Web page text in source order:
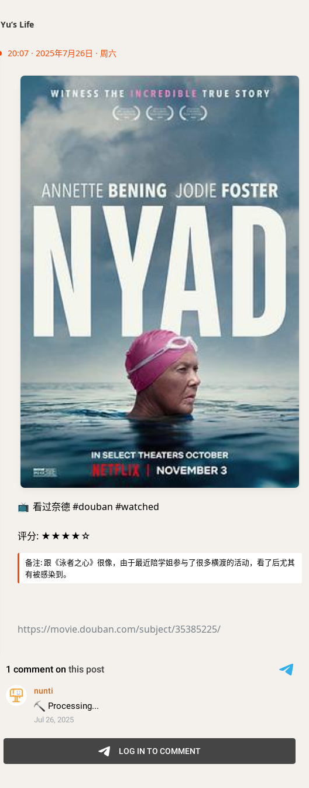
Yu’s Life
20:07 · 2025年7月26日 · 周六
📺 看过奈德 #douban #watched
评分: ★★★★☆
备注: 跟《泳者之心》很像，由于最近陪学姐参与了很多横渡的活动，看了后尤其
有被感染到。
https://movie.douban.com/subject/35385225/